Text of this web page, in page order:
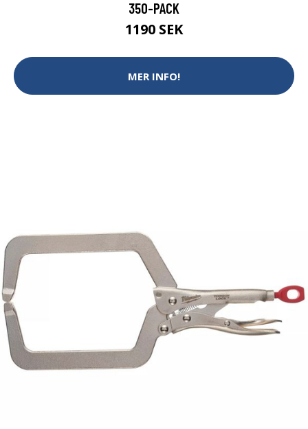
350-PACK
1190 SEK
MER INFO!